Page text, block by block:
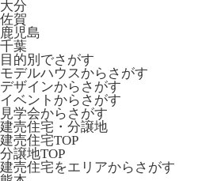
大分
佐賀
鹿児島
千葉
目的別でさがす
モデルハウスからさがす
デザインからさがす
イベントからさがす
見学会からさがす
建売住宅・分譲地
建売住宅TOP
分譲地TOP
建売住宅をエリアからさがす